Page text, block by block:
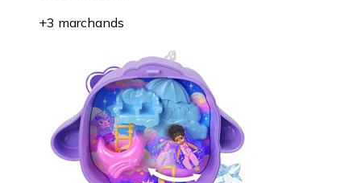
+3 marchands